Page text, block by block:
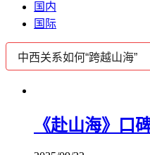
国内
国际
《赴山海》口